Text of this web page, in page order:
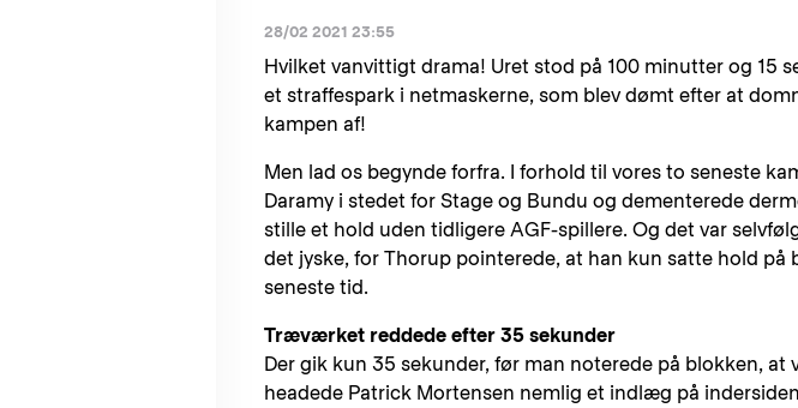
28/02 2021 23:55
Hvilket vanvittigt drama! Uret stod på 100 minutter og 15
et straffespark i netmaskerne, som blev dømt efter at
kampen af!
Men lad os begynde forfra. I forhold til vores to seneste
Daramy i stedet for Stage og Bundu og dementerede
stille et hold uden tidligere AGF-spillere. Og det var
det jyske, for Thorup pointerede, at han kun satte hold
seneste tid.
Træværket reddede efter 35 sekunder
Der gik kun 35 sekunder, før man noterede på blokken, at
headede Patrick Mortensen nemlig et indlæg på